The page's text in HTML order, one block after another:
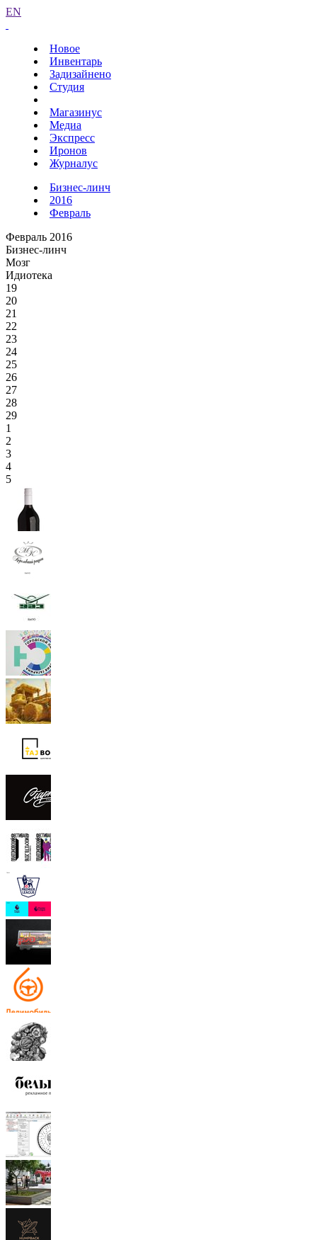
EN
Новое
Инвентарь
Задизайнено
Студия
Магазинус
Медиа
Экспресс
Иронов
Журналус
Бизнес-линч
2016
Февраль
Февраль 2016
Бизнес-линч
Мозг
Идиотека
19
20
21
22
23
24
25
26
27
28
29
1
2
3
4
5